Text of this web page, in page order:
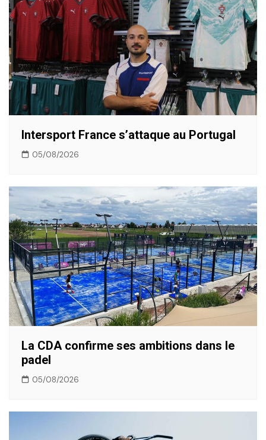
Intersport France s’attaque au Portugal
05/08/2026
La CDA confirme ses ambitions dans le
padel
05/08/2026